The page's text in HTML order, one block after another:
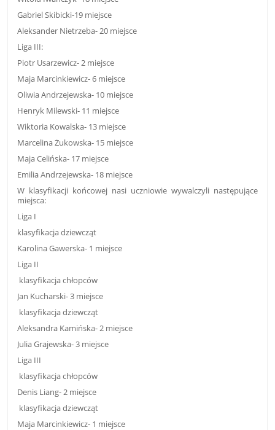
Gabriel Skibicki-19 miejsce
Aleksander Nietrzeba- 20 miejsce
Liga III:
Piotr Usarzewicz- 2 miejsce
Maja Marcinkiewicz- 6 miejsce
Oliwia Andrzejewska- 10 miejsce
Henryk Milewski- 11 miejsce
Wiktoria Kowalska- 13 miejsce
Marcelina Żukowska- 15 miejsce
Maja Celińska- 17 miejsce
Emilia Andrzejewska- 18 miejsce
W klasyfikacji końcowej nasi uczniowie wywalczyli następujące
miejsca:
Liga I
klasyfikacja dziewcząt
Karolina Gawerska- 1 miejsce
Liga II
klasyfikacja chłopców
Jan Kucharski- 3 miejsce
klasyfikacja dziewcząt
Aleksandra Kamińska- 2 miejsce
Julia Grajewska- 3 miejsce
Liga III
klasyfikacja chłopców
Denis Liang- 2 miejsce
klasyfikacja dziewcząt
Maja Marcinkiewicz- 1 miejsce